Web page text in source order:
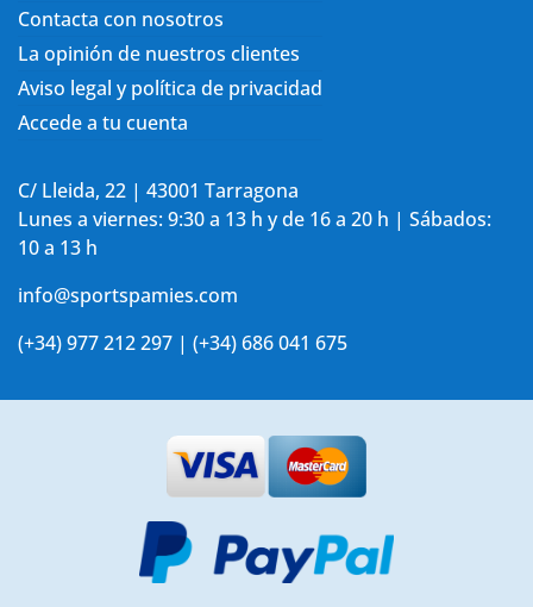
Contacta con nosotros
La opinión de nuestros clientes
Aviso legal y política de privacidad
Accede a tu cuenta
C/ Lleida, 22 | 43001 Tarragona
Lunes a viernes: 9:30 a 13 h y de 16 a 20 h | Sábados:
10 a 13 h
info@sportspamies.com
(+34) 977 212 297 | (+34) 686 041 675